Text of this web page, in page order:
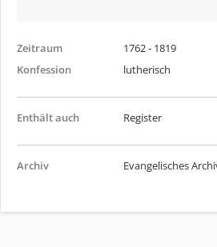
Zeitraum
1762 - 1819
Konfession
lutherisch
Enthält auch Register
Archiv Evangelisches